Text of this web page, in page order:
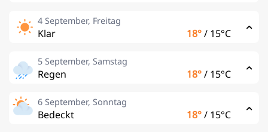
4 September, Freitag
Klar 18°/ 15°C
5 September, Samstag
Regen 18°/ 15°C
6 September, Sonntag
Bedeckt 18°/ 15°C